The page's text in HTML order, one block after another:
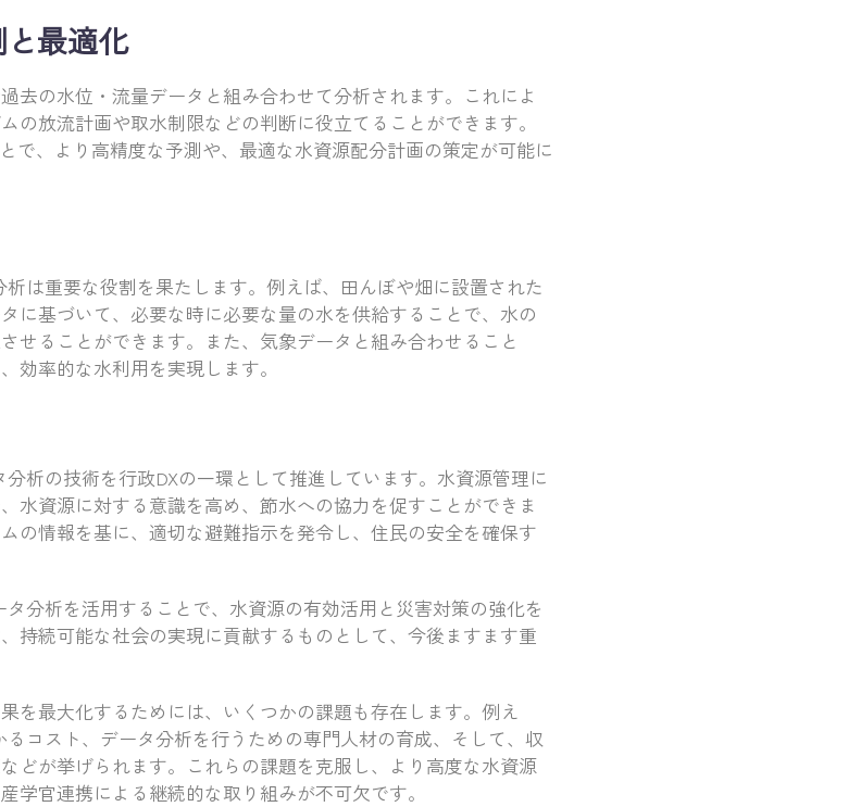
最適化
去の水位・流量データと組み合わせて分析されます。これによ
の放流計画や取水制限などの判断に役立てることができます。
で、より高精度な予測や、最適な水資源配分計画の策定が可能に
は重要な役割を果たします。例えば、田んぼや畑に設置された
に基づいて、必要な時に必要な量の水を供給することで、水の
せることができます。また、気象データと組み合わせること
効率的な水利用を実現します。
析の技術を行政DXの一環として推進しています。水資源管理に
水資源に対する意識を高め、節水への協力を促すことができま
の情報を基に、適切な避難指示を発令し、住民の安全を確保す
分析を活用することで、水資源の有効活用と災害対策の強化を
持続可能な社会の実現に貢献するものとして、今後ますます重
を最大化するためには、いくつかの課題も存在します。例え
コスト、データ分析を行うための専門人材の育成、そして、収
どが挙げられます。これらの課題を克服し、より高度な水資源
学官連携による継続的な取り組みが不可欠です。